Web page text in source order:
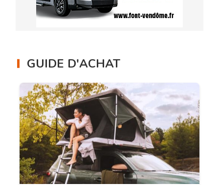
GUIDE D'ACHAT